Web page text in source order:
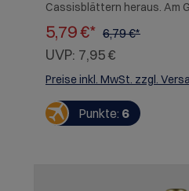
Cassisblättern heraus. Am
Maracuja. Augen zu... und
SERVIEREMPFEHLUNG:
Meeresfrüchte
5,79 €* 6,79 €*
UVP: 7,95 €
Preise inkl. MwSt. zzgl.
Punkte: 6